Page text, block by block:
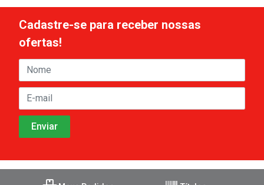
Cadastre-se para receber nossas
ofertas!